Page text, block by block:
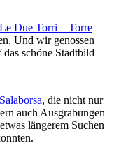
Le Due Torri – Torre
Und wir genossen
das schöne Stadtbild
, die nicht nur
auch Ausgrabungen
längerem Suchen